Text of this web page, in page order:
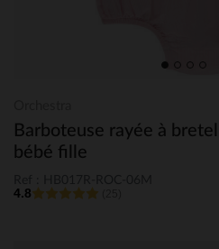
Barboteuse rayée à
bébé fille
4.8